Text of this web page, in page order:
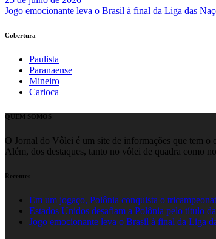
Jogo emocionante leva o Brasil à final da Liga das
Cobertura
Paulista
Paranaense
Mineiro
Carioca
QUEM SOMOS
O Jornal do Vôlei é um site de informações que tem
Além, dos destaques, tanto no vôlei de quadra como
Recentes
Em um jogaço, Polônia conquista o
Estados Unidos desafiam a Polônia pelo título
Jogo emocionante leva o Brasil à final da Liga